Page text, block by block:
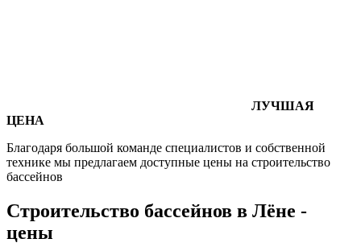
ЛУЧШАЯ
ЦЕНА
Благодаря большой команде специалистов и собственной
технике мы предлагаем доступные цены на строительство
бассейнов
Строительство бассейнов в Лёне -
цены